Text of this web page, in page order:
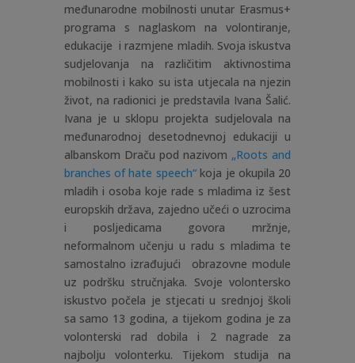
međunarodne mobilnosti unutar Erasmus+
programa s naglaskom na volontiranje,
edukacije i razmjene mladih. Svoja iskustva
sudjelovanja na različitim aktivnostima
mobilnosti i kako su ista utjecala na njezin
život, na radionici je predstavila Ivana Šalić.
Ivana je u sklopu projekta sudjelovala na
međunarodnoj desetodnevnoj edukaciji u
albanskom Draču pod nazivom „Roots and
branches of hate speech“koja je okupila 20
mladih i osoba koje rade s mladima iz šest
europskih država, zajedno učeći o uzrocima
i posljedicama govora mržnje,
neformalnom učenju u radu s mladima te
samostalno izrađujući obrazovne module
uz podršku stručnjaka. Svoje volontersko
iskustvo počela je stjecati u srednjoj školi
sa samo 13 godina, a tijekom godina je za
volonterski rad dobila i 2 nagrade za
najbolju volonterku. Tijekom studija na